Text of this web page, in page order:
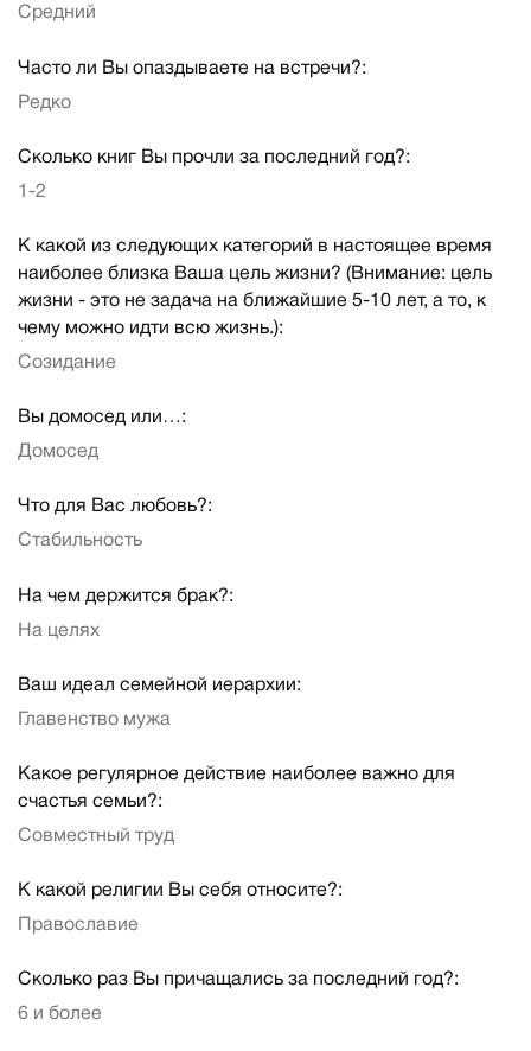
Средний
Часто ли Вы опаздываете на встречи?:
Редко
Сколько книг Вы прочли за последний год?:
1-2
К какой из следующих категорий в настоящее время
наиболее близка Ваша цель жизни? (Внимание: цель
жизни - это не задача на ближайшие 5-10 лет, а то, к
чему можно идти всю жизнь.):
Созидание
Вы домосед или…:
Домосед
Что для Вас любовь?:
Стабильность
На чем держится брак?:
На целях
Ваш идеал семейной иерархии:
Главенство мужа
Какое регулярное действие наиболее важно для
счастья семьи?:
Совместный труд
К какой религии Вы себя относите?:
Православие
Сколько раз Вы причащались за последний год?:
6 и более